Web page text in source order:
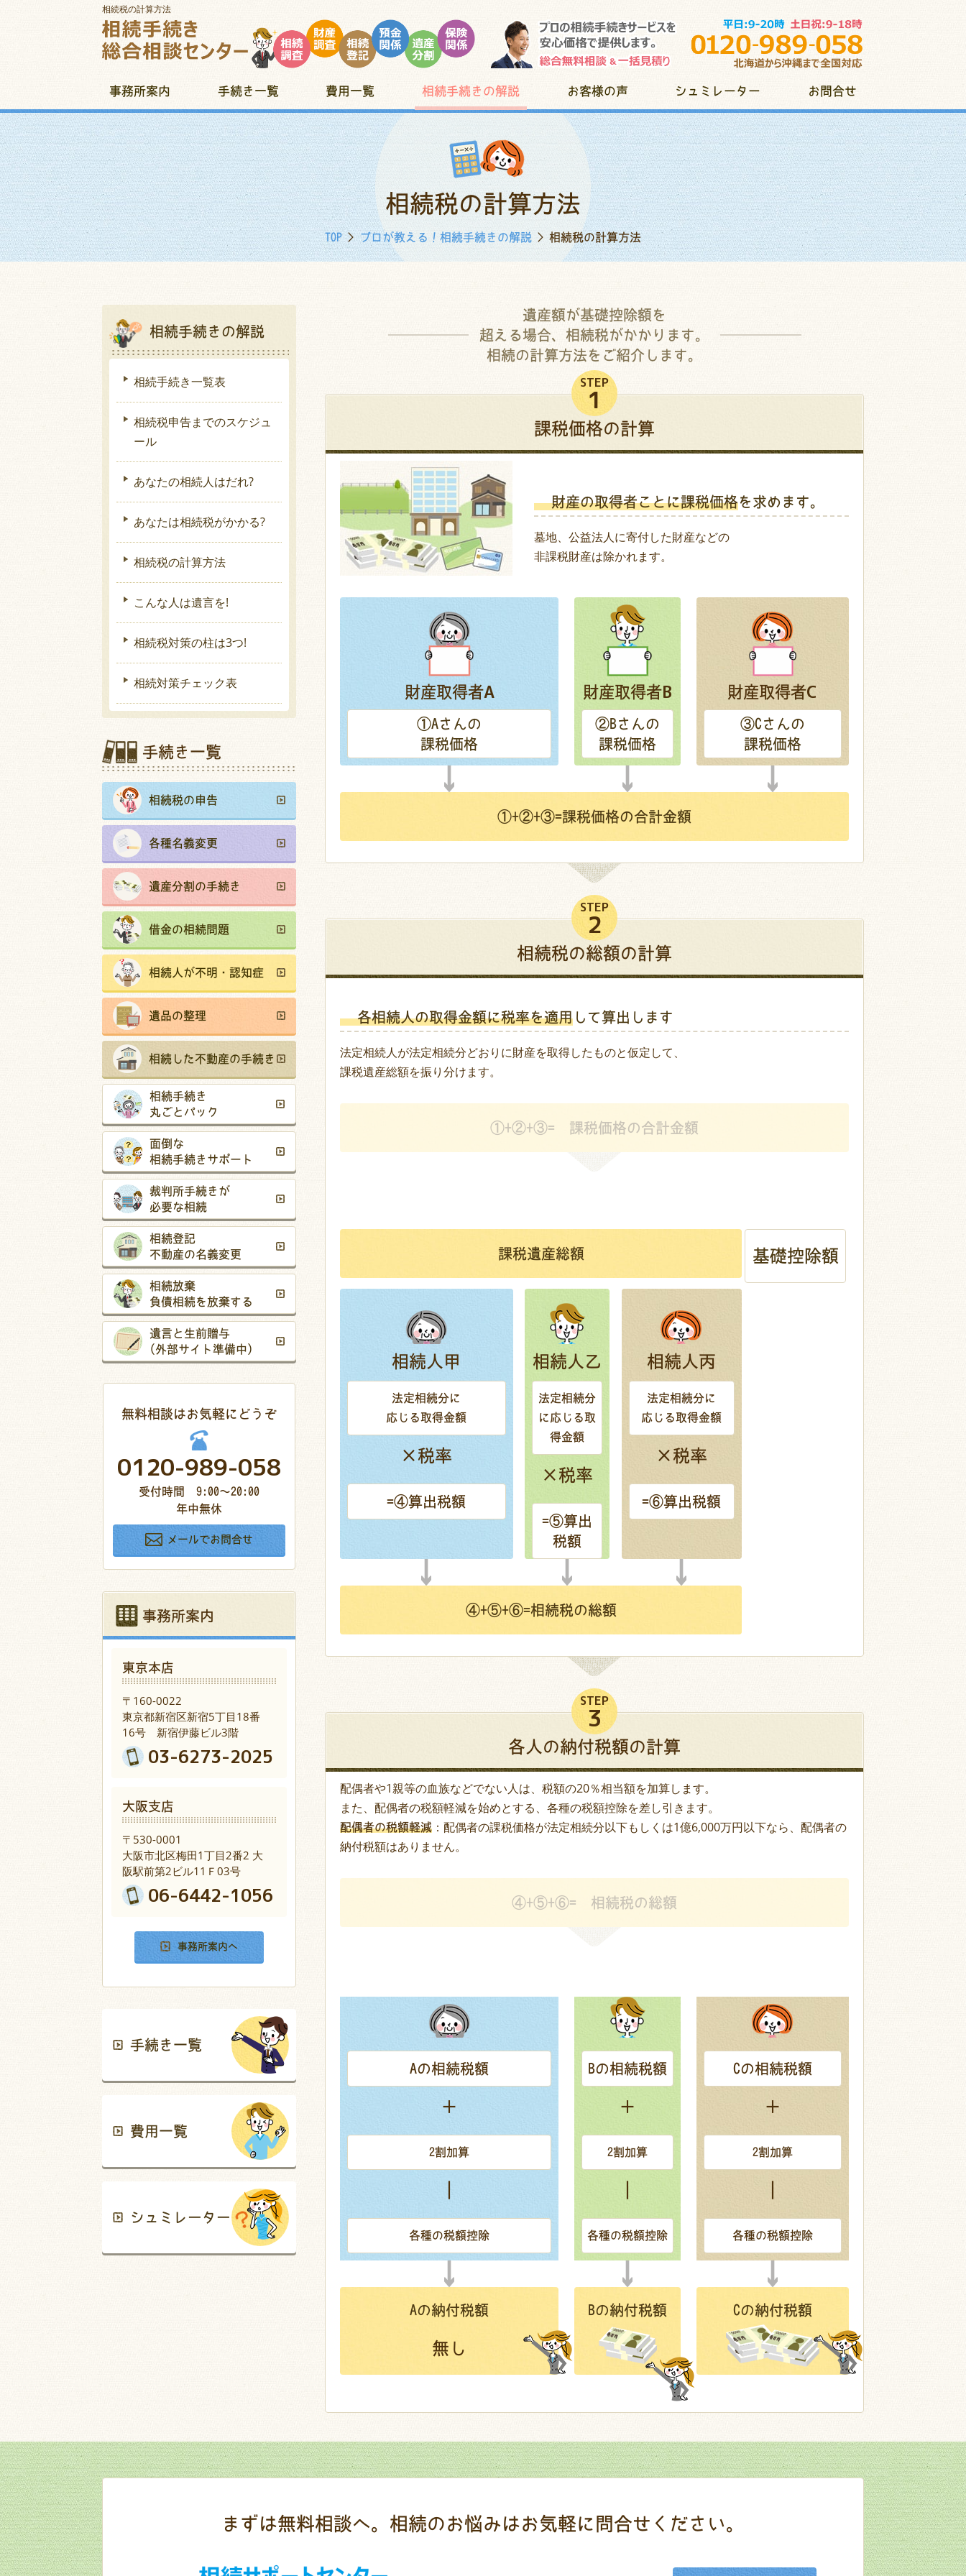
相続税の計算方法
事務所案内 手続き一覧 費用一覧 相続手続きの解説 お客様の声 シュミレーター お問合せ
相続税の計算方法
TOP>プロが教える！相続手続きの解説 > 相続税の計算方法
遺産額が基礎控除額を
超える場合、 相続税がかかります。
相続の計算方法を ご紹介します。
STEP
1
課税価格の計算
財産の取得者ことに課税価格を求めます。
墓地、公益法人に寄付した財産などの
非課税財産は除かれます。
財産取得者A
①Aさんの
課税価格
財産取得者B
②Bさんの
課税価格
財産取得者C
③Cさんの
課税価格
①+②+③=課税価格の合計金額
STEP
2
相続税の総額の計算
各相続人の取得金額に税率を適用 して算出します
法定相続人が法定相続分どおりに財産を取得したものと仮定して、
課税遺産総額を振り分けます。
①+②+③= 課税価格の合計金額
基礎控除額
課税遺産総額
相続人甲
法定相続分に
応じる取得金額
×税率
=④算出税額
相続人乙
法定相続分
に応じる取
得金額
×税率
=⑤算出
税額
相続人丙
法定相続分に
応じる取得金額
×税率
=⑥算出税額
④+⑤+⑥=相続税の総額
STEP
3
各人の納付税額の計算
配偶者や1親等の血族などでない人は、税額の20％相当額を加算します。
また、配偶者の税額軽減を始めとする、各種の税額控除を差し引きます。
配偶者の税額軽減 ：配偶者の課税価格が法定相続分以下もしくは1億6,000万円以下なら、配偶者の
納付税額はありません。
④+⑤+⑥= 相続税の総額
Aの相続税額
＋
2割加算
各種の税額控除
Aの納付税額
無し
Bの相続税額
＋
2割加算
各種の税額控除
Bの納付税額
Cの相続税額
＋
2割加算
各種の税額控除
Cの納付税額
相続手続きの解説
相続手続き一覧表
相続税申告までのスケジュ
ール
あなたの相続人はだれ?
あなたは相続税がかかる?
相続税の計算方法
こんな人は遺言を!
相続税対策の柱は3つ!
相続対策チェック表
手続き一覧
相続税の申告
各種名義変更
遺産分割の手続き
借金の相続問題
相続人が不明・認知症
遺品の整理
相続した不動産の手続き
相続手続き
丸ごとパック
面倒な
相続手続きサポート
裁判所手続きが
必要な相続
相続登記
不動産の名義変更
相続放棄
負債相続を放棄する
遺言と生前贈与
(外部サイト準備中)
無料相談はお気軽にどうぞ
0120-989-058
受付時間 9:00〜20:00
年中無休
メールでお問合せ
事務所案内
東京本店
〒160-0022
東京都新宿区新宿5丁目18番
16号 新宿伊藤ビル3階
03-6273-2025
大阪支店
〒530-0001
大阪市北区梅田1丁目2番2 大
阪駅前第2ビル11Ｆ03号
06-6442-1056
事務所案内へ
手続き一覧
費用一覧
シュミレーター
まずは無料相談へ。 相続のお悩みはお気軽に問合せください。